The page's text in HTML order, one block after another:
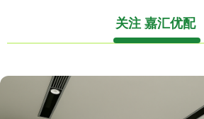
关注 嘉汇优配